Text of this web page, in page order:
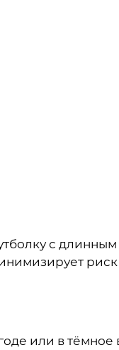
с длинным
или в тёмное